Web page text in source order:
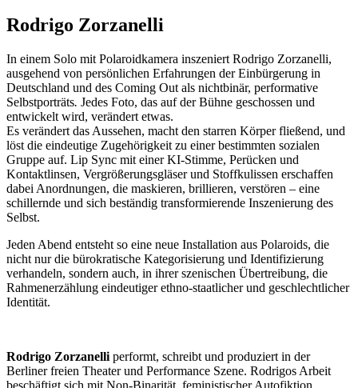
Rodrigo Zorzanelli
In einem Solo mit Polaroidkamera inszeniert Rodrigo Zorzanelli,
ausgehend von persönlichen Erfahrungen der Einbürgerung in
Deutschland und des Coming Out als nichtbinär, performative
Selbstporträts. Jedes Foto, das auf der Bühne geschossen und
entwickelt wird, verändert etwas.
Es verändert das Aussehen, macht den starren Körper fließend, und
löst die eindeutige Zugehörigkeit zu einer bestimmten sozialen
Gruppe auf. Lip Sync mit einer KI-Stimme, Perücken und
Kontaktlinsen, Vergrößerungsgläser und Stoffkulissen erschaffen
dabei Anordnungen, die maskieren, brillieren, verstören – eine
schillernde und sich beständig transformierende Inszenierung des
Selbst.
Jeden Abend entsteht so eine neue Installation aus Polaroids, die
nicht nur die bürokratische Kategorisierung und Identifizierung
verhandeln, sondern auch, in ihrer szenischen Übertreibung, die
Rahmenerzählung eindeutiger ethno-staatlicher und geschlechtlicher
Identität.
Rodrigo Zorzanelli performt, schreibt und produziert in der
Berliner freien Theater und Performance Szene. Rodrigos Arbeit
beschäftigt sich mit Non-Binarität, feministischer Autofiktion,